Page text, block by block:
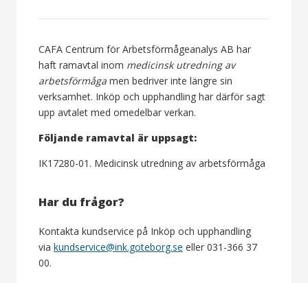
CAFA Centrum för Arbetsförmågeanalys AB har
haft ramavtal inom medicinsk utredning av
arbetsförmåga men bedriver inte längre sin
verksamhet. Inköp och upphandling har därför sagt
upp avtalet med ome­delbar verkan.
Följande ramavtal är uppsagt:
IK17280-01. Medicinsk utredning av arbetsförmåga
Har du frågor?
Kontakta kundservice på Inköp och upphandling
via kundservice@ink.goteborg.se eller 031-366 37
00.